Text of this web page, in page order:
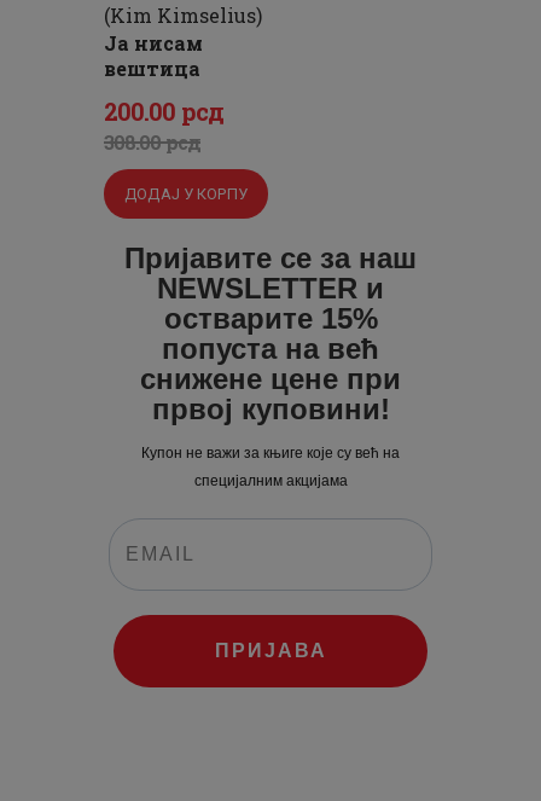
(Kim Kimselius)
Ја нисам
вештица
308.00рсд
Оригинална
цена
је
била:
308.
200.00 рсд
Тренутна
цена
је:
200.
ДОДАЈ У КОРПУ
Пријавите се за наш
NEWSLETTER и
остварите 15%
попуста на већ
снижене цене при
првој куповини!
Купон не важи за књиге које су већ на
специјалним акцијама
ПРИЈАВА